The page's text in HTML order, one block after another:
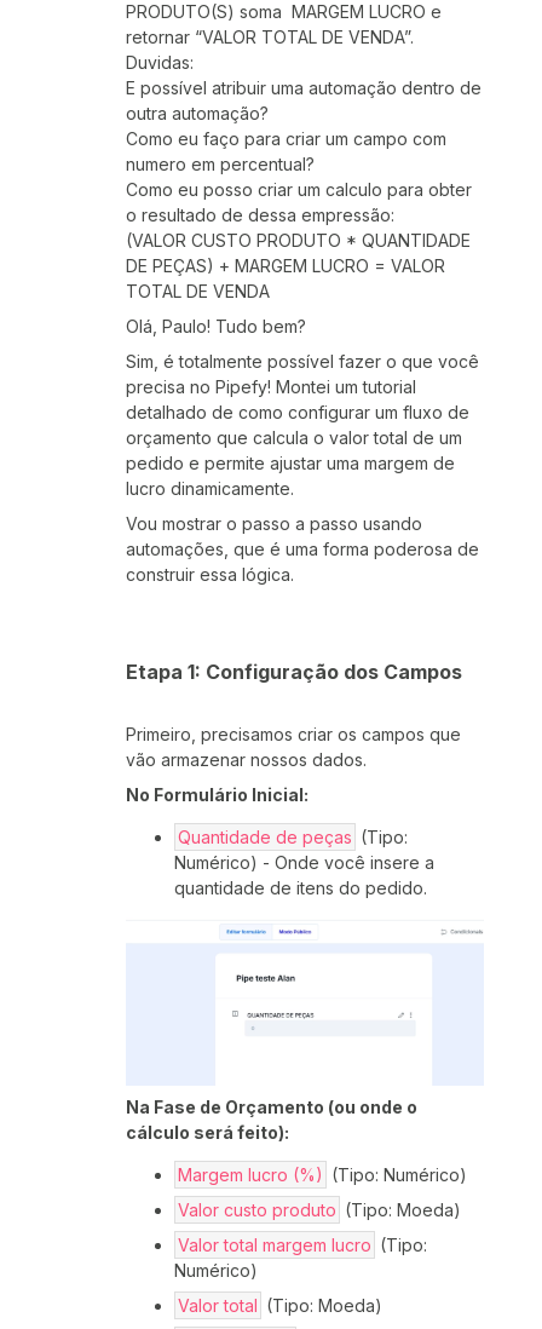
PRODUTO(S) soma MARGEM LUCRO e
retornar “VALOR TOTAL DE VENDA”.
Duvidas:
E possível atribuir uma automação dentro de
outra automação?
Como eu faço para criar um campo com
numero em percentual?
Como eu posso criar um calculo para obter
o resultado de dessa empressão:
(VALOR CUSTO PRODUTO * QUANTIDADE
DE PEÇAS) + MARGEM LUCRO = VALOR
TOTAL DE VENDA
Olá, Paulo! Tudo bem?
Sim, é totalmente possível fazer o que você
precisa no Pipefy! Montei um tutorial
detalhado de como configurar um fluxo de
orçamento que calcula o valor total de um
pedido e permite ajustar uma margem de
lucro dinamicamente.
Vou mostrar o passo a passo usando
automações, que é uma forma poderosa de
construir essa lógica.
Etapa 1: Configuração dos Campos
Primeiro, precisamos criar os campos que
vão armazenar nossos dados.
No Formulário Inicial:
Quantidade de peças (Tipo:
Numérico) - Onde você insere a
quantidade de itens do pedido.
Na Fase de Orçamento (ou onde o
cálculo será feito):
Margem lucro (%) (Tipo: Numérico)
Valor custo produto (Tipo: Moeda)
Valor total margem lucro (Tipo:
Numérico)
Valor total (Tipo: Moeda)